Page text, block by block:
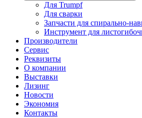
Для Trumpf
Для сварки
Запчасти для спирально-
Инструмент для
Производители
Сервис
Реквизиты
О компании
Выставки
Лизинг
Новости
Экономия
Контакты